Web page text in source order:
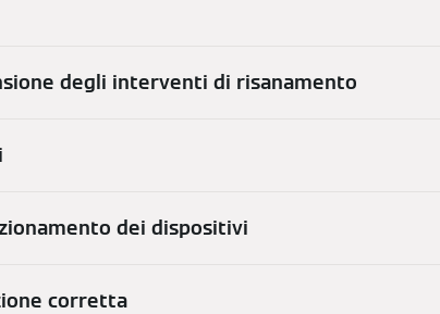
degli interventi di risanamento
dei dispositivi
corretta